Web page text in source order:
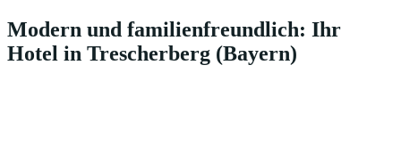
Modern und familienfreundlich: Ihr
Hotel in Trescherberg (Bayern)